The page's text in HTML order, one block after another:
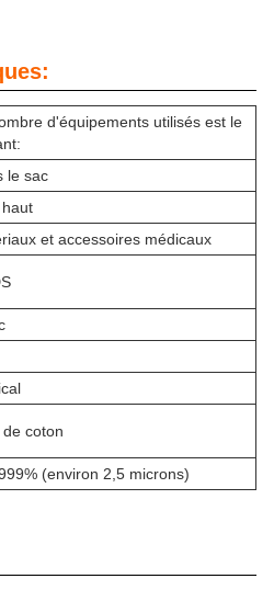
d'équipements utilisés est le
le sac
et accessoires médicaux
de coton
(environ 2,5 microns)